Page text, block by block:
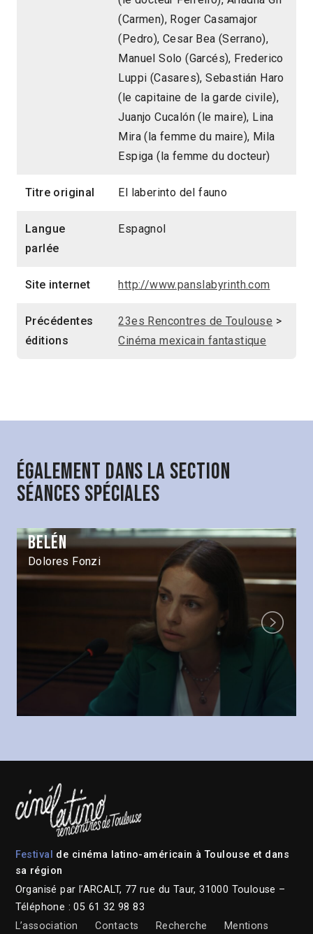
(Carmen), Roger Casamajor
(Pedro), Cesar Bea (Serrano),
Manuel Solo (Garcés), Frederico
Luppi (Casares), Sebastián Haro
(le capitaine de la garde civile),
Juanjo Cucalón (le maire), Lina
Mira (la femme du maire), Mila
Espiga (la femme du docteur)
Titre original El laberinto del fauno
Langue
parlée
Espagnol
Site internet http://www.panslabyrinth.com
Précédentes
éditions
23es Rencontres de Toulouse >
Cinéma mexicain fantastique
Également dans la section
Séances spéciales
Belén
Dolores Fonzi
Next
Festival de cinéma latino-américain à Toulouse et dans
sa région
Organisé par l’ARCALT, 77 rue du Taur, 31000 Toulouse –
Téléphone : 05 61 32 98 83
L’association
Contacts Recherche Mentions